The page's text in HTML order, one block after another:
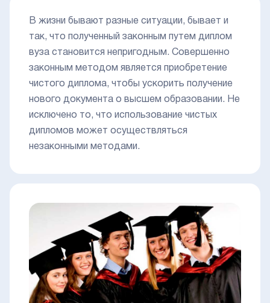
В жизни бывают разные ситуации, бывает и
так, что полученный законным путем диплом
вуза становится непригодным. Совершенно
законным методом является приобретение
чистого диплома, чтобы ускорить получение
нового документа о высшем образовании. Не
исключено то, что использование чистых
дипломов может осуществляться
незаконными методами.